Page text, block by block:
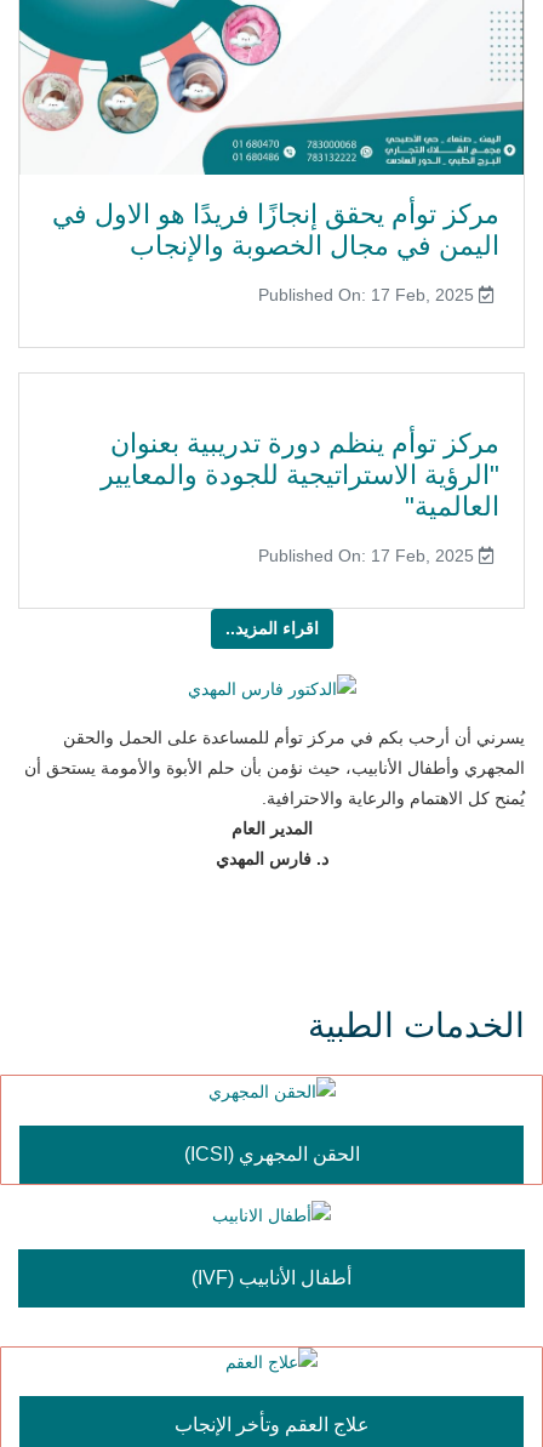
مركز توأم يحقق إنجازًا فريدًا هو الاول في
اليمن في مجال الخصوبة والإنجاب
مركز توأم ينظم دورة تدريبية بعنوان
"الرؤية الاستراتيجية للجودة والمعايير
العالمية"
اقراء المزيد..
يسرني أن أرحب بكم في مركز توأم للمساعدة على الحمل والحقن
المجهري وأطفال الأنابيب، حيث نؤمن بأن حلم الأبوة والأمومة يستحق أن
يُمنح كل الاهتمام والرعاية والاحترافية.
المدير العام
د. فارس المهدي
الخدمات الطبية
الحقن المجهري (ICSI)
أطفال الأنابيب (IVF)
علاج العقم وتأخر الإنجاب